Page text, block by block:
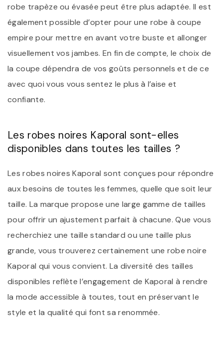
robe trapèze ou évasée peut être plus adaptée. Il est
également possible d’opter pour une robe à coupe
empire pour mettre en avant votre buste et allonger
visuellement vos jambes. En fin de compte, le choix de
la coupe dépendra de vos goûts personnels et de ce
avec quoi vous vous sentez le plus à l’aise et
confiante.
Les robes noires Kaporal sont-elles
disponibles dans toutes les tailles ?
Les robes noires Kaporal sont conçues pour répondre
aux besoins de toutes les femmes, quelle que soit leur
taille. La marque propose une large gamme de tailles
pour offrir un ajustement parfait à chacune. Que vous
recherchiez une taille standard ou une taille plus
grande, vous trouverez certainement une robe noire
Kaporal qui vous convient. La diversité des tailles
disponibles reflète l’engagement de Kaporal à rendre
la mode accessible à toutes, tout en préservant le
style et la qualité qui font sa renommée.